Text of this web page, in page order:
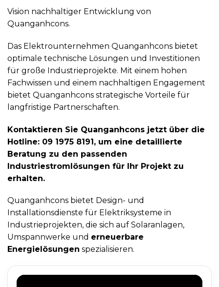
Vision nachhaltiger Entwicklung von
Quanganhcons.
Das Elektrounternehmen Quanganhcons bietet
optimale technische Lösungen und Investitionen
für große Industrieprojekte. Mit einem hohen
Fachwissen und einem nachhaltigen Engagement
bietet Quanganhcons strategische Vorteile für
langfristige Partnerschaften.
Kontaktieren Sie Quanganhcons jetzt über die
Hotline: 09 1975 8191, um eine detaillierte
Beratung zu den passenden
Industriestromlösungen für Ihr Projekt zu
erhalten.
Quanganhcons bietet Design- und
Installationsdienste für Elektriksysteme in
Industrieprojekten, die sich auf Solaranlagen,
Umspannwerke und erneuerbare
Energielösungen spezialisieren.